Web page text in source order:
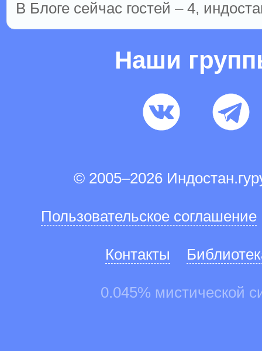
В Блоге сейчас гостей – 4,
Наши
© 2005–2026
Пользовательское соглашение
Контакты
0.045% мистической